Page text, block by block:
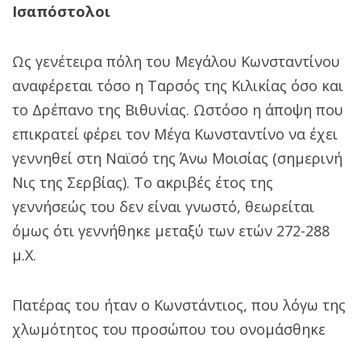
Ισαπόστολοι
Ως γενέτειρα πόλη του Μεγάλου Κωνσταντίνου
αναφέρεται τόσο η Ταρσός της Κιλικίας όσο και
το Δρέπανο της Βιθυνίας. Ωστόσο η άποψη που
επικρατεί φέρει τον Μέγα Κωνσταντίνο να έχει
γεννηθεί στη Ναϊσό της Άνω Μοισίας (σημερινή
Νις της Σερβίας). Το ακριβές έτος της
γεννήσεώς του δεν είναι γνωστό, θεωρείται
όμως ότι γεννήθηκε μεταξύ των ετών 272-288
μ.Χ.
Πατέρας του ήταν ο Κωνστάντιος, που λόγω της
χλωμότητος του προσώπου του ονομάσθηκε